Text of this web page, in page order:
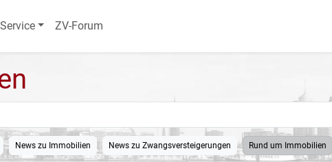
ZV-Forum
News zu Immobilien News zu Zwangsversteigerungen Rund um Immobilien